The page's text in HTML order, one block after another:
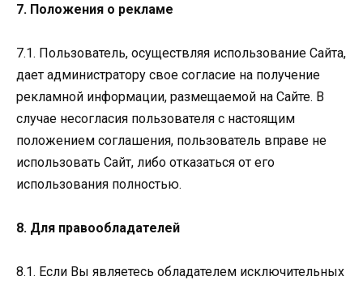
7. Положения о рекламе
7.1. Пользователь, осуществляя использование Сайта,
дает администратору свое согласие на получение
рекламной информации, размещаемой на Сайте. В
случае несогласия пользователя с настоящим
положением соглашения, пользователь вправе не
использовать Сайт, либо отказаться от его
использования полностью.
8. Для правообладателей
8.1. Если Вы являетесь обладателем исключительных